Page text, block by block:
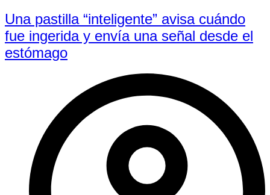
Una pastilla “inteligente” avisa cuándo
fue ingerida y envía una señal desde el
estómago